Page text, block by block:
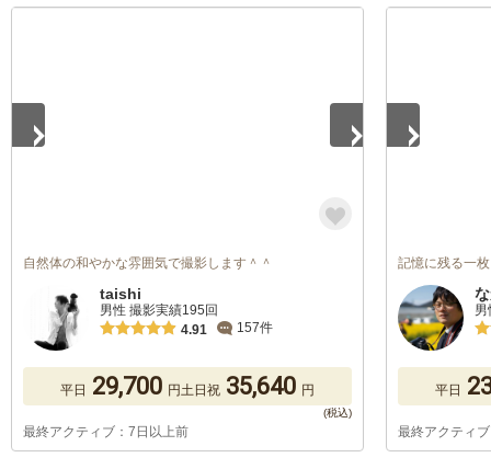
自然体の和やかな雰囲気で撮影します＾＾
taishi
男性 撮影実績195回
4.91
157件
平日 29,700 円土日祝 35,640 円
最終アクティブ：7日以上前
記憶に残る一
平日
最終アクティ